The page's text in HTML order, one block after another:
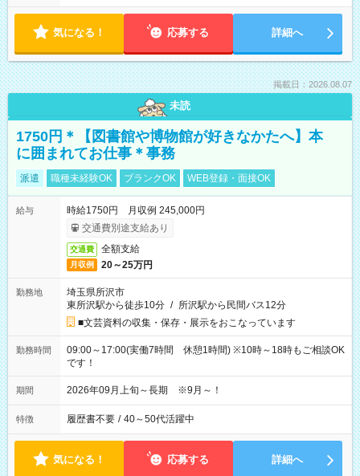
気になる！ 応募する 詳細へ
掲載日：2026.08.07
未読
1750円＊【図書館や博物館が好きなかたへ】本
に囲まれてお仕事＊事務
派遣 職種未経験OK ブランクOK WEB登録・面接OK
給与
時給1750円 月収例 245,000円
交通費別途支給あり
交通費 全額支給
月収例 20～25万円
勤務地
埼玉県所沢市
東所沢駅から徒歩10分 / 所沢駅から民間バス12分
■文芸資料の収集・保存・展示をおこなっています
勤務時間
09:00～17:00(実働7時間 休憩1時間) ※10時～18時もご相談OK
です！
期間 2026年09月上旬～長期 ※9月～！
特徴 履歴書不要 / 40～50代活躍中
気になる！ 応募する 詳細へ